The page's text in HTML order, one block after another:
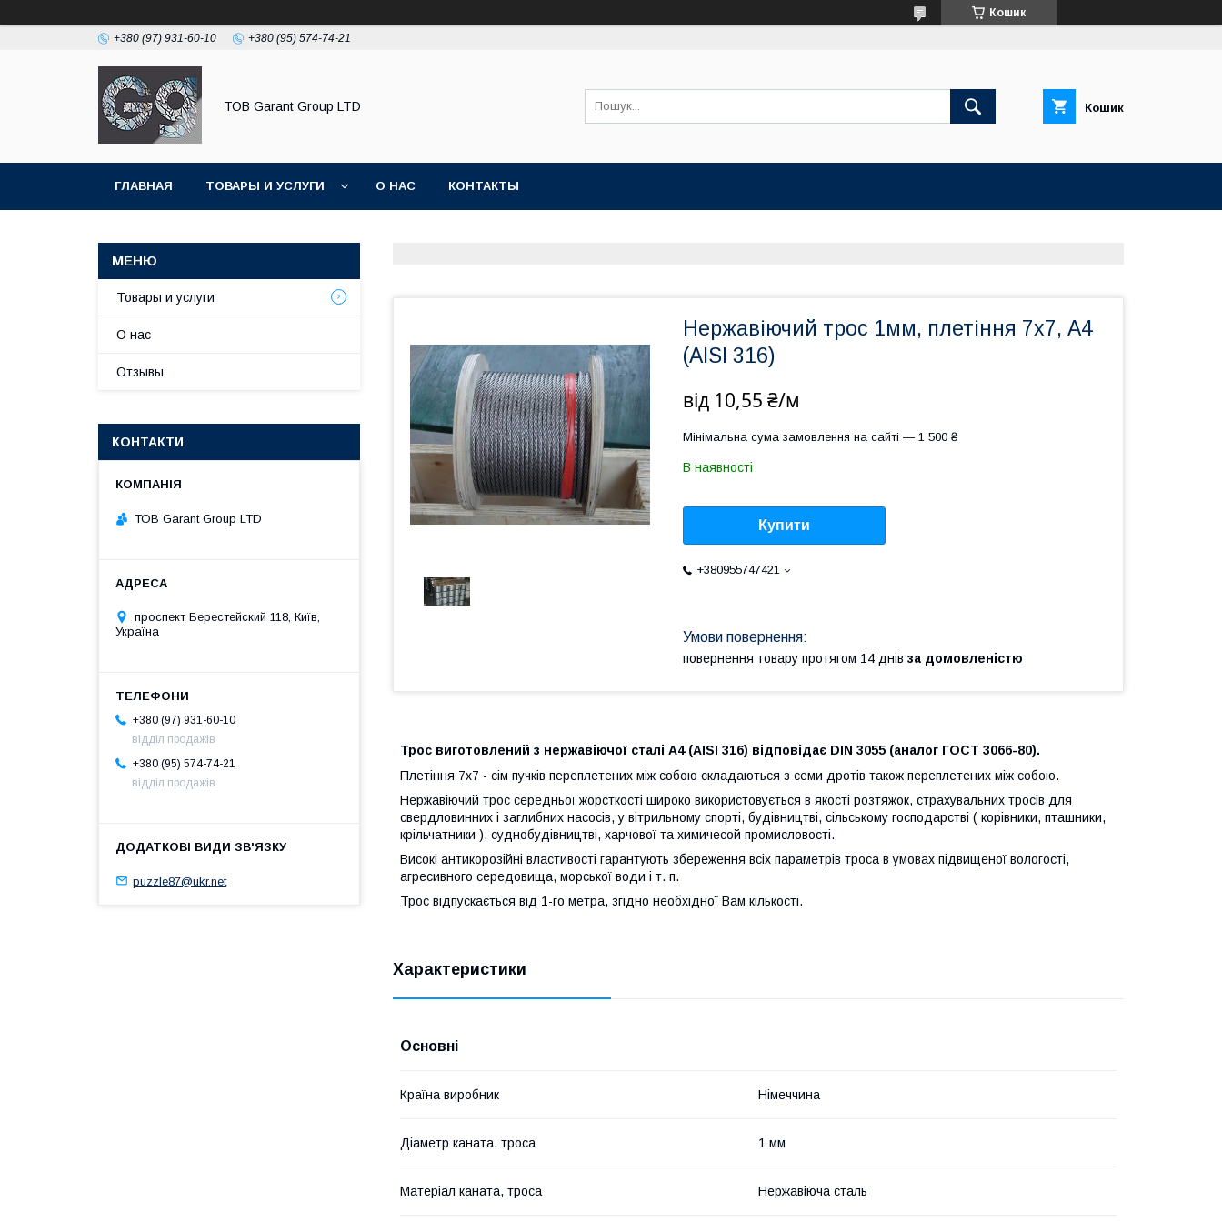
Кошик
+380 (97) 931-60-10 +380 (95) 574-74-21
ТОВ Garant Group LTD Кошик
ГЛАВНАЯ ТОВАРЫ И УСЛУГИ О НАС КОНТАКТЫ
Нержавіючий трос 1мм, плетіння 7х7, А4
(AISI 316)
від 10,55 ₴/м
Мінімальна сума замовлення на сайті — 1 500 ₴
В наявності
Купити
+380955747421
повернення товару протягом 14 днів за домовленістю
Трос виготовлений з нержавіючої сталі А4 (AISI 316) відповідає DIN 3055 (аналог ГОСТ 3066-80).
Плетіння 7х7 - сім пучків переплетених між собою складаються з семи дротів також переплетених між собою.
Нержавіючий трос середньої жорсткості широко використовується в якості розтяжок, страхувальних тросів для
свердловинних і заглибних насосів, у вітрильному спорті, будівництві, сільському господарстві ( корівники, пташники,
крільчатники ), суднобудівництві, харчової та химичесой промисловості.
Високі антикорозійні властивості гарантують збереження всіх параметрів троса в умовах підвищеної вологості,
агресивного середовища, морської води і т. п.
Трос відпускається від 1-го метра, згідно необхідної Вам кількості.
Характеристики
Основні
Країна виробник Німеччина
Діаметр каната, троса 1 мм
Матеріал каната, троса Нержавіюча сталь
Товары и услуги
О нас
Отзывы
КОНТАКТИ
ТОВ Garant Group LTD
проспект Берестейский 118, Київ,
Україна
+380 (97) 931-60-10
відділ продажів
+380 (95) 574-74-21
відділ продажів
puzzle87@ukr.net